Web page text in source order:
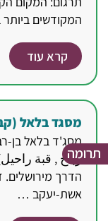
המקודשים
קרא עוד
מסגד בלאל
מסג'ד בלאל בן-
رباح , قبة
הדרך
אשת-יעקב …
תרומה